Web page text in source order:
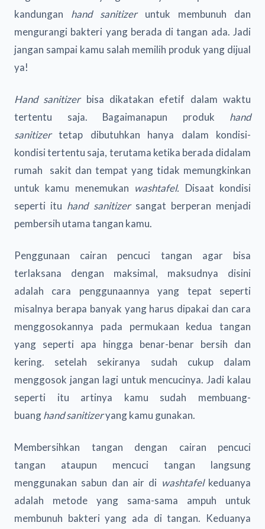
kandungan hand sanitizeruntuk membunuh dan
mengurangi bakteri yang berada di tangan ada. Jadi
jangan sampai kamu salah memilih produk yang dijual
ya!
Hand sanitizer bisa dikatakan efetif dalam waktu
tertentu saja. Bagaimanapun produk hand
sanitizertetap dibutuhkan hanya dalam kondisi-
kondisi tertentu saja, terutama ketika berada didalam
rumah sakit dan tempat yang tidak memungkinkan
untuk kamu menemukan washtafel. Disaat kondisi
seperti itu hand sanitizer sangat berperan menjadi
pembersih utama tangan kamu.
Penggunaan cairan pencuci tangan agar bisa
terlaksana dengan maksimal, maksudnya disini
adalah cara penggunaannya yang tepat seperti
misalnya berapa banyak yang harus dipakai dan cara
menggosokannya pada permukaan kedua tangan
yang seperti apa hingga benar-benar bersih dan
kering. setelah sekiranya sudah cukup dalam
menggosok jangan lagi untuk mencucinya. Jadi kalau
seperti itu artinya kamu sudah membuang-
buanghand sanitizeryang kamu gunakan.
Membersihkan tangan dengan cairan pencuci
tangan
ataupun mencuci tangan langsung
menggunakan sabun dan air di washtafel keduanya
adalah metode yang sama-sama ampuh untuk
membunuh bakteri yang ada di tangan. Keduanya